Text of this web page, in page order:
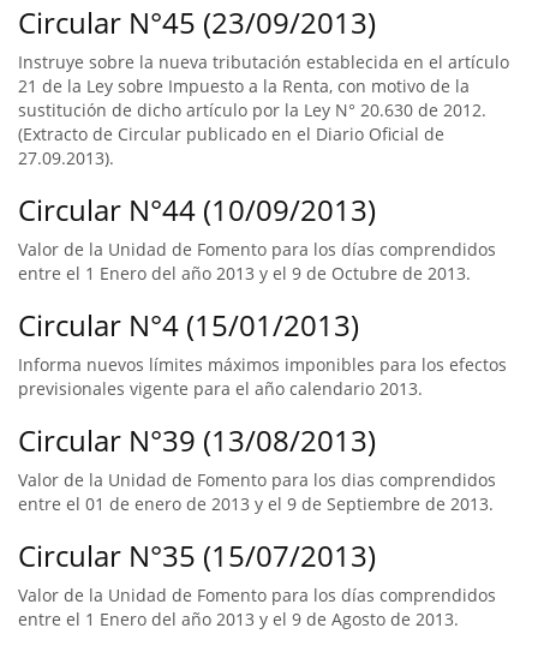
Circular N°45 (23/09/2013)
Instruye sobre la nueva tributación establecida en el artículo
21 de la Ley sobre Impuesto a la Renta, con motivo de la
sustitución de dicho artículo por la Ley N° 20.630 de 2012.
(Extracto de Circular publicado en el Diario Oficial de
27.09.2013).
Circular N°44 (10/09/2013)
Valor de la Unidad de Fomento para los días comprendidos
entre el 1 Enero del año 2013 y el 9 de Octubre de 2013.
Circular N°4 (15/01/2013)
Informa nuevos límites máximos imponibles para los efectos
previsionales vigente para el año calendario 2013.
Circular N°39 (13/08/2013)
Valor de la Unidad de Fomento para los dias comprendidos
entre el 01 de enero de 2013 y el 9 de Septiembre de 2013.
Circular N°35 (15/07/2013)
Valor de la Unidad de Fomento para los días comprendidos
entre el 1 Enero del año 2013 y el 9 de Agosto de 2013.